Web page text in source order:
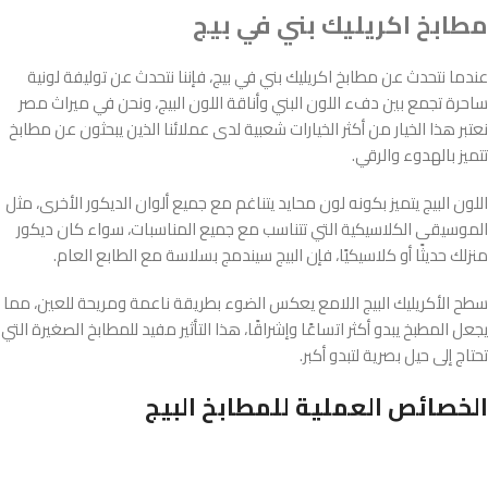
مطابخ اكريليك بني في بيج
عندما نتحدث عن مطابخ اكريليك بني في بيج، فإننا نتحدث عن توليفة لونية
ساحرة تجمع بين دفء اللون البني وأناقة اللون البيج، ونحن في ميراث مصر
نعتبر هذا الخيار من أكثر الخيارات شعبية لدى عملائنا الذين يبحثون عن مطابخ
تتميز بالهدوء والرقي.
اللون البيج يتميز بكونه لون محايد يتناغم مع جميع ألوان الديكور الأخرى، مثل
الموسيقى الكلاسيكية التي تتناسب مع جميع المناسبات، سواء كان ديكور
منزلك حديثًا أو كلاسيكيًا، فإن البيج سيندمج بسلاسة مع الطابع العام.
سطح الأكريليك البيج اللامع يعكس الضوء بطريقة ناعمة ومريحة للعين، مما
يجعل المطبخ يبدو أكثر اتساعًا وإشراقًا، هذا التأثير مفيد للمطابخ الصغيرة التي
تحتاج إلى حيل بصرية لتبدو أكبر.
الخصائص العملية للمطابخ البيج